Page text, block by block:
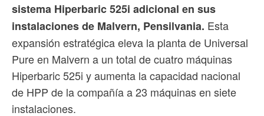
sistema Hiperbaric 525i adicional en sus
instalaciones de Malvern, Pensilvania. Esta
expansión estratégica eleva la planta de Universal
Pure en Malvern a un total de cuatro máquinas
Hiperbaric 525i y aumenta la capacidad nacional
de HPP de la compañía a 23 máquinas en siete
instalaciones.